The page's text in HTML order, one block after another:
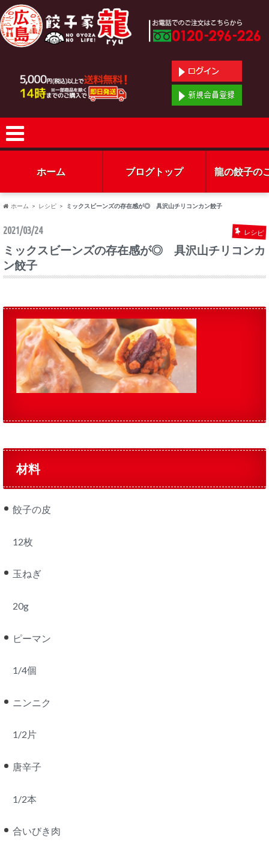
ホーム ブログトップ 龍の餃子の
ホーム レシピ ミックスビーンズの存在感が◎ 具沢山チリコンカン餃子
2021/03/24 レシピ
ミックスビーンズの存在感が◎ 具沢山チリコンカ
ン餃子
材料
餃子の皮
12枚
玉ねぎ
20g
ピーマン
1/4個
ニンニク
1/2片
唐辛子
1/2本
合いびき肉